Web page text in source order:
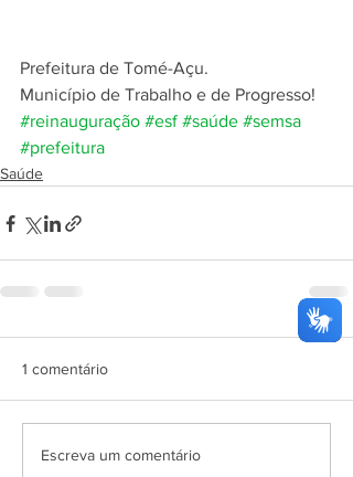
Prefeitura de Tomé-Açu.
Município de Trabalho e de Progresso!
#reinauguração #esf #saúde #semsa
#prefeitura
Saúde
1 comentário
Escreva um comentário